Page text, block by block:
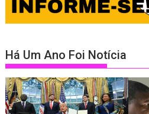
Há Um Ano Foi Notícia